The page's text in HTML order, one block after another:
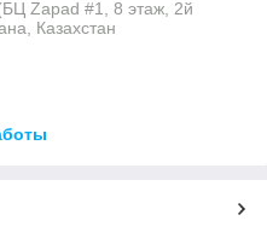
Zapad #1, 8 этаж, 2й
Казахстан